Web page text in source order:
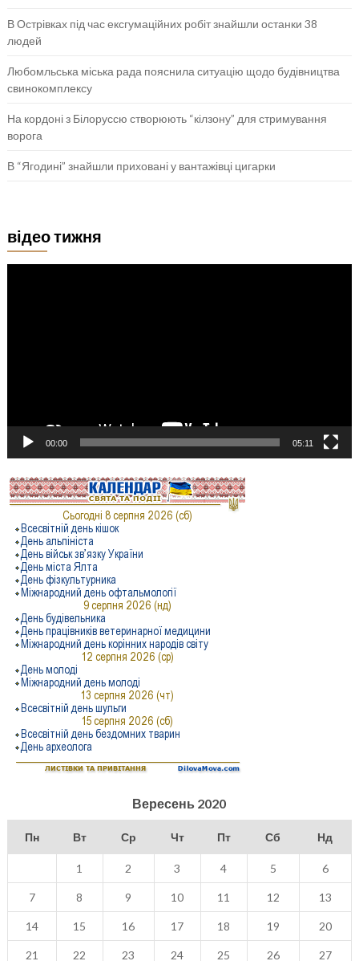
В Острівках під час ексгумаційних робіт знайшли останки 38
людей
Любомльська міська рада пояснила ситуацію щодо будівництва
свинокомплексу
На кордоні з Білоруссю створюють “кілзону” для стримування
ворога
В “Ягодині” знайшли приховані у вантажівці цигарки
відео тижня
00:00 05:11
Вересень 2020
Пн Вт Ср Чт Пт Сб Нд
1 2 3 4 5 6
7 8 9 10 11 12 13
14 15 16 17 18 19 20
21 22 23 24 25 26 27